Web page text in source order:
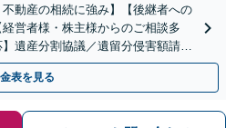
不動産の相続に強み】【後継者への
営者様・株主様からのご相談多
遺産分割協議／遺留分侵害額請求
談無料】【渋谷駅3分】
表を見る